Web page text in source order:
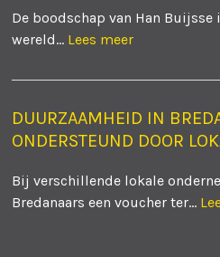
De boodschap van Han
wereld... Lees meer
DUURZAAMHEID IN
ONDERSTEUND DOOR
Bij verschillende lokale
Bredanaars een voucher ter...